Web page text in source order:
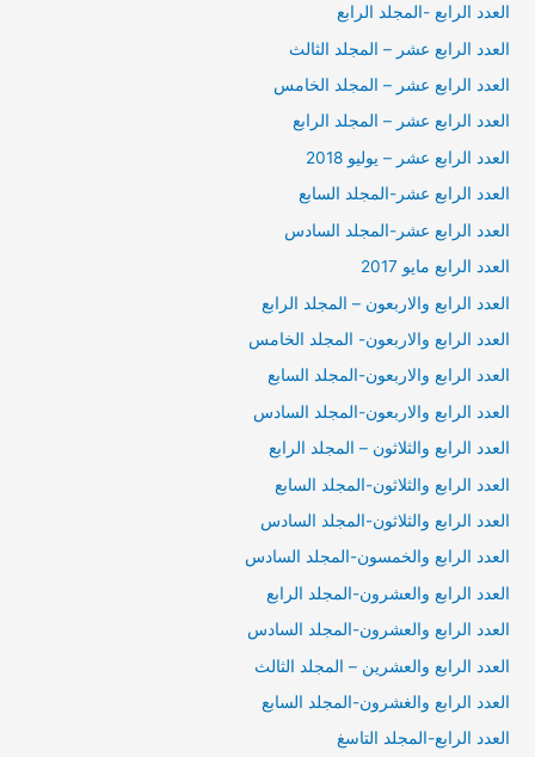
العدد الرابع -المجلد الرابع
العدد الرابع عشر – المجلد الثالث
العدد الرابع عشر – المجلد الخامس
العدد الرابع عشر – المجلد الرابع
العدد الرابع عشر – يوليو 2018
العدد الرابع عشر-المجلد السابع
العدد الرابع عشر-المجلد السادس
العدد الرابع مايو 2017
العدد الرابع والاربعون – المجلد الرابع
العدد الرابع والاربعون- المجلد الخامس
العدد الرابع والاربعون-المجلد السابع
العدد الرابع والاربعون-المجلد السادس
العدد الرابع والثلاثون – المجلد الرابع
العدد الرابع والثلاثون-المجلد السابع
العدد الرابع والثلاثون-المجلد السادس
العدد الرابع والخمسون-المجلد السادس
العدد الرابع والعشرون-المجلد الرابع
العدد الرابع والعشرون-المجلد السادس
العدد الرابع والعشرين – المجلد الثالث
العدد الرابع والغشرون-المجلد السابع
العدد الرابع-المجلد التاسغ